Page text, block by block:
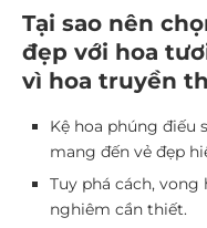
Tại sao nên
đẹp với hoa
vì hoa truyền
Kệ hoa phúng điếu
mang đến vẻ đẹp
Tuy phá cách,
nghiêm cần thiết.